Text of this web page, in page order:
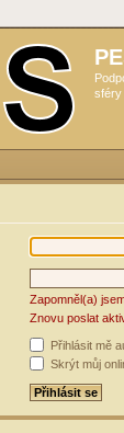
sféry
Zapomněl(a)
Znovu poslat
Přihlásit mě
Skrýt můj